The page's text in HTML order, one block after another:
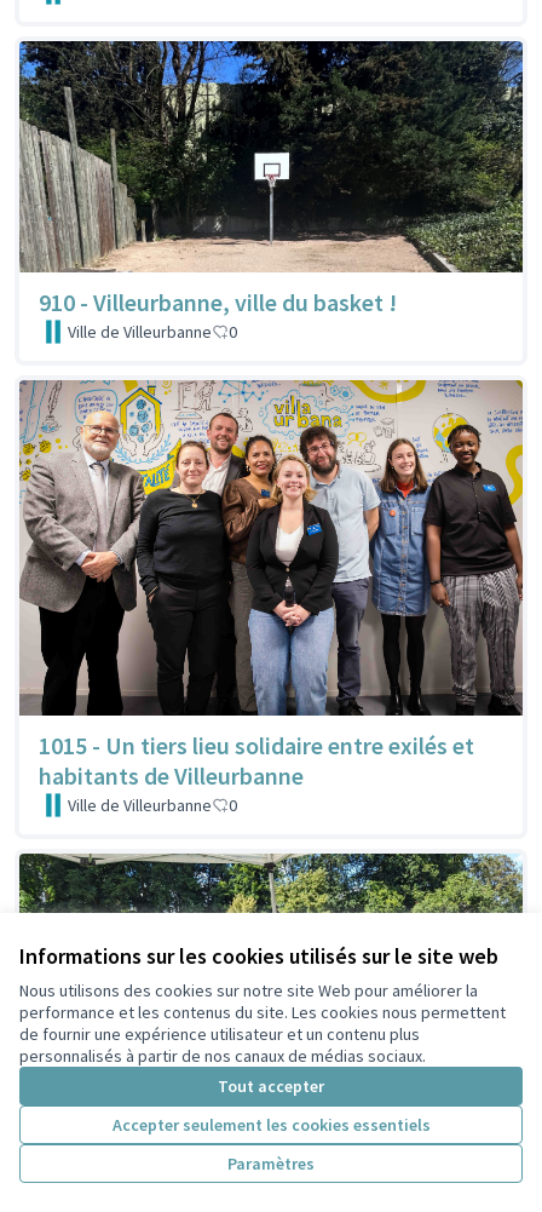
Informations sur les cookies utilisés sur le site web
Nous utilisons des cookies sur notre site Web pour améliorer la
performance et les contenus du site. Les cookies nous permettent
de fournir une expérience utilisateur et un contenu plus
personnalisés à partir de nos canaux de médias sociaux.
Tout accepter
Accepter seulement les cookies essentiels
Paramètres
910 - Villeurbanne, ville du basket !
Ville de Villeurbanne 0
1015 - Un tiers lieu solidaire entre exilés et
habitants de Villeurbanne
Ville de Villeurbanne 0